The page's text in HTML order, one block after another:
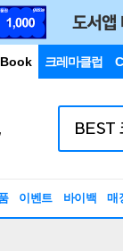
크레마클럽
이벤트 바이백 매